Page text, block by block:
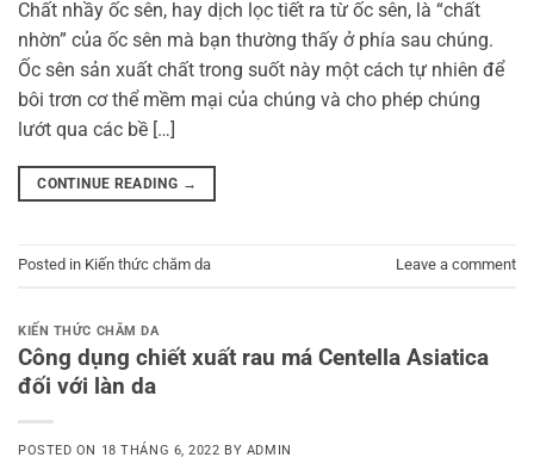
Chất nhầy ốc sên, hay dịch lọc tiết ra từ ốc sên, là “chất
nhờn” của ốc sên mà bạn thường thấy ở phía sau chúng.
Ốc sên sản xuất chất trong suốt này một cách tự nhiên để
bôi trơn cơ thể mềm mại của chúng và cho phép chúng
lướt qua các bề […]
CONTINUE READING →
Posted in Kiến thức chăm da Leave a comment
KIẾN THỨC CHĂM DA
Công dụng chiết xuất rau má Centella Asiatica
đối với làn da
POSTED ON 18 THÁNG 6, 2022 BY ADMIN